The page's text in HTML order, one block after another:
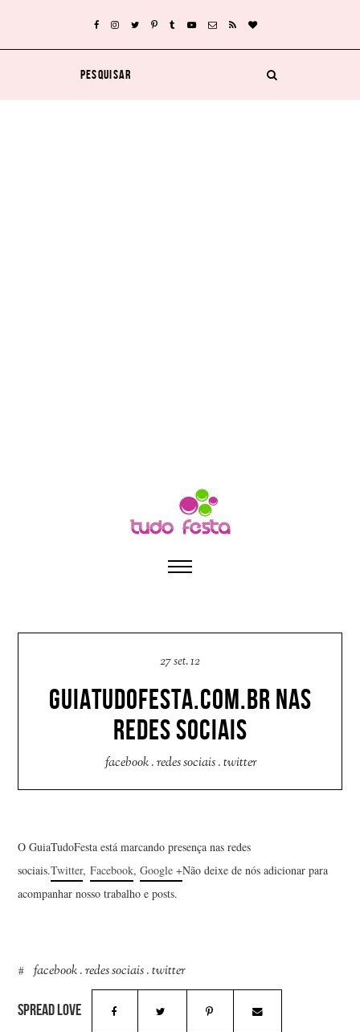
27 set. 12
GUIATUDOFESTA.COM.BR NAS
REDES SOCIAIS
facebook.redes sociais.twitter
O GuiaTudoFesta está marcando presença nas redes
sociais.Twitter,Facebook,Google +Não deixe de nós adicionar para
acompanhar nosso trabalho e posts.
facebook.redes sociais.twitter